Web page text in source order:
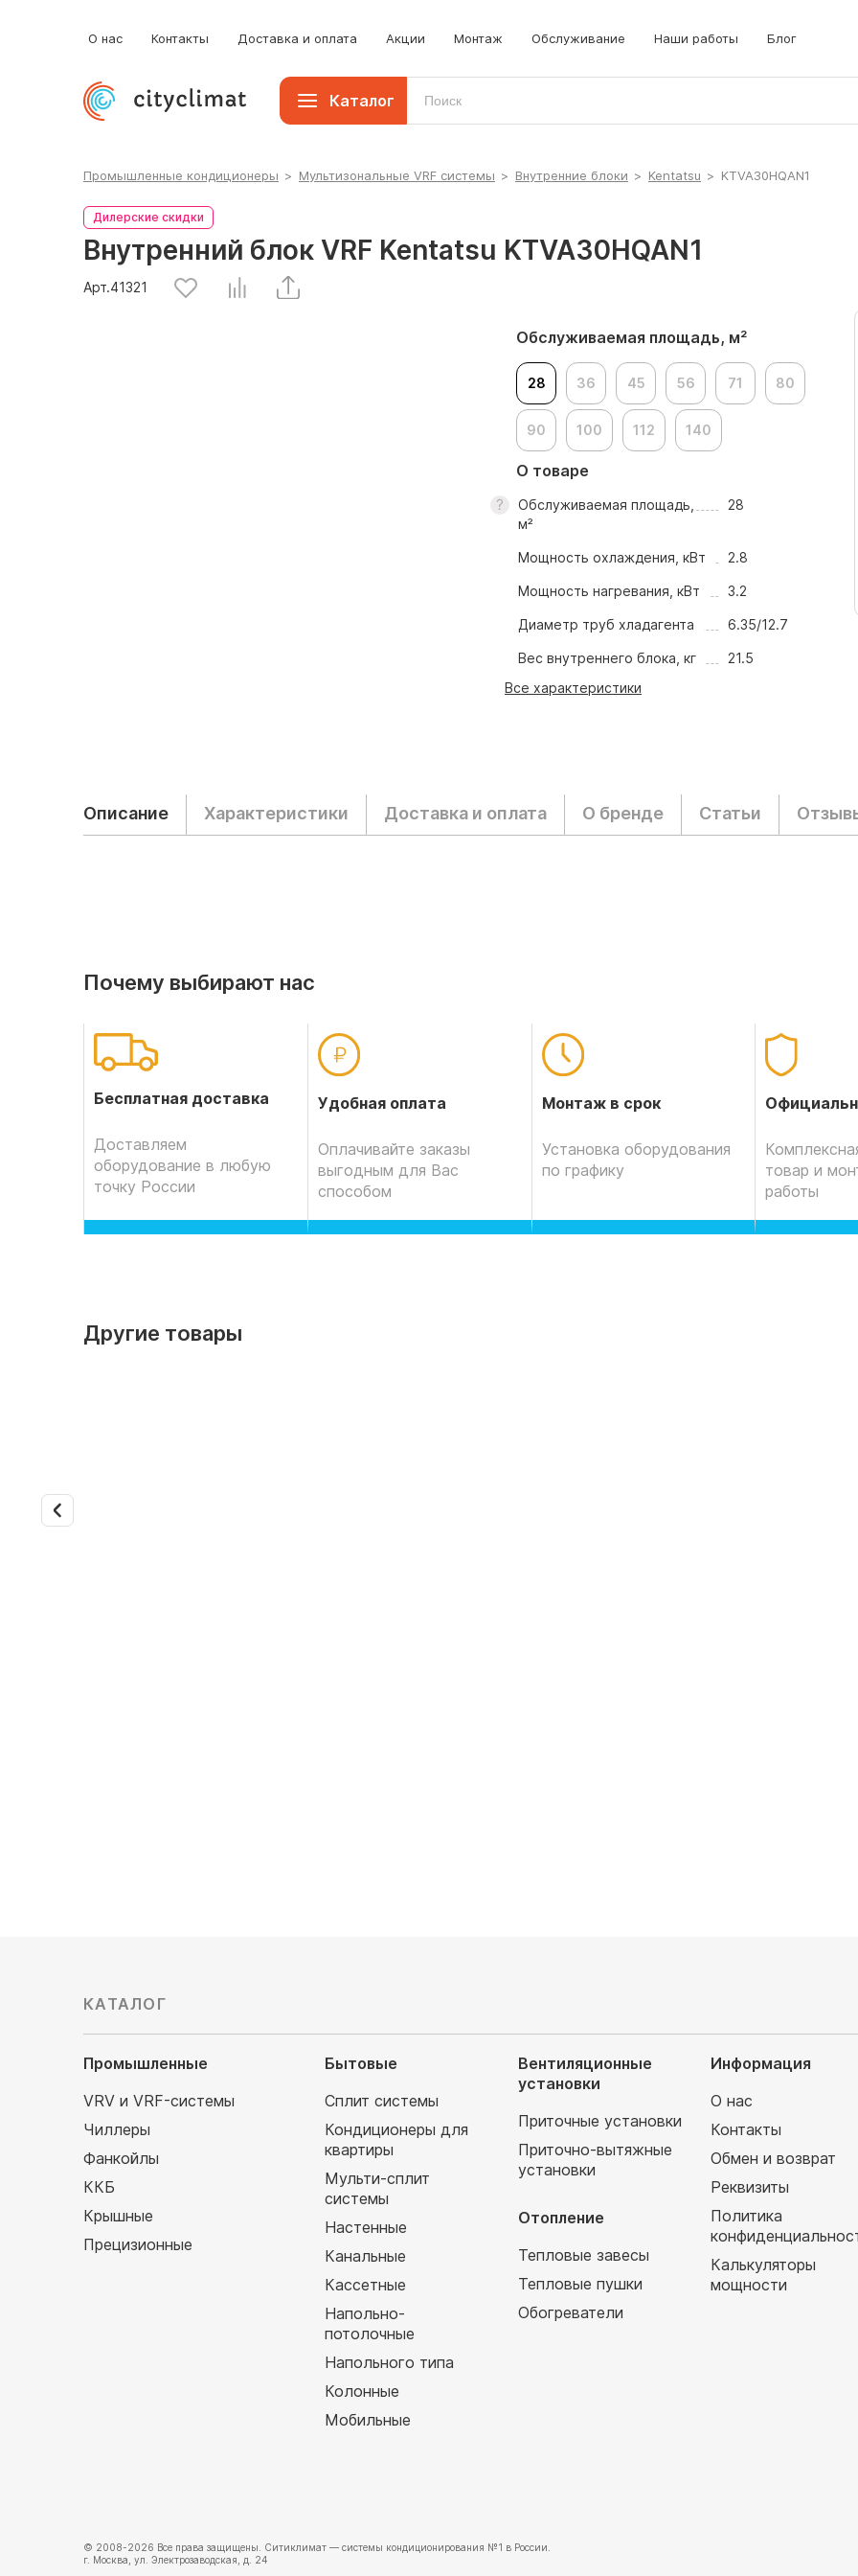
О нас Контакты Доставка и оплата Акции Монтаж Обслуживание Наши работы Блог
Каталог
Промышленные кондиционеры > Мультизональные VRF системы > Внутренние блоки > Kentatsu > KTVA30HQAN1
Дилерские скидки
Внутренний блок VRF Kentatsu KTVA30HQAN1
Арт.41321
Обслуживаемая площадь, м²
28 36 45 56 71 80
90 100 112 140
О товаре
Обслуживаемая площадь,
м²
28
Мощность охлаждения, кВт 2.8
Мощность нагревания, кВт 3.2
Диаметр труб хладагента 6.35/12.7
Вес внутреннего блока, кг
21.5
Все характеристики
Описание Характеристики Доставка и оплата О бренде Статьи
Почему выбирают нас
Бесплатная доставка
Доставляем
оборудование в любую
точку России
Удобная оплата
Оплачивайте заказы
выгодным для Вас
способом
Монтаж в срок
Установка оборудования
по графику
товар и
работы
Другие товары
КАТАЛОГ
Промышленные
VRV и VRF-системы
Чиллеры
Фанкойлы
ККБ
Крышные
Прецизионные
Бытовые
Сплит системы
Кондиционеры для
квартиры
Мульти-сплит
системы
Настенные
Канальные
Кассетные
Напольно-
потолочные
Напольного типа
Колонные
Мобильные
Вентиляционные
установки
Приточные установки
Приточно-вытяжные
установки
Отопление
Тепловые завесы
Тепловые пушки
Обогреватели
Информация
О нас
Контакты
Обмен и возврат
Реквизиты
Политика
Калькуляторы
мощности
© 2008-2026 Все права защищены. Ситиклимат — системы кондиционирования №1 в России.
г. Москва, ул. Электрозаводская, д. 24